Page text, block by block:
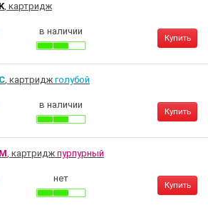
, картридж
в наличии
Купить
, картридж голубой
в наличии
Купить
, картридж пурпурный
нет
Купить